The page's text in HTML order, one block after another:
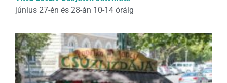
június 27-én és 28-án 10-14 óráig